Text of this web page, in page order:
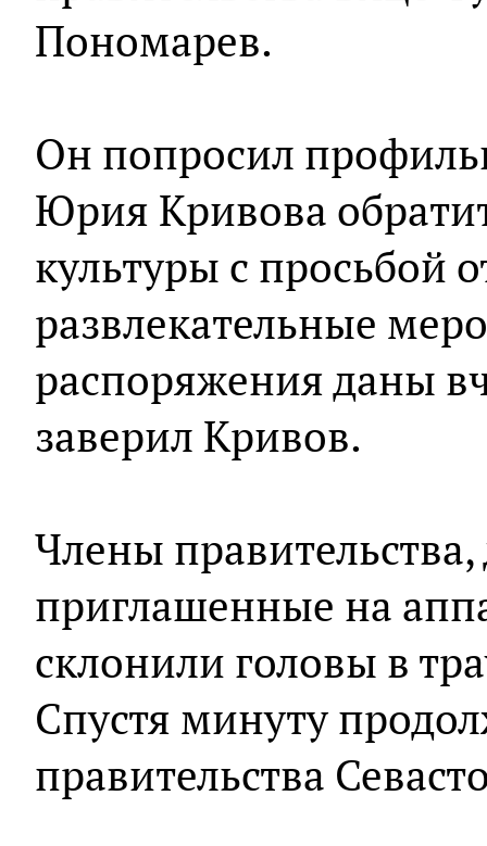
Пономарев.
Он попросил
Юрия Кривова
культуры с просьбой
развлекательные
распоряжения даны
заверил Кривов.
Члены
приглашенные на
склонили головы в
Спустя минуту
правительства